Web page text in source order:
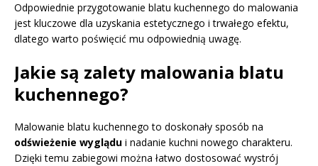
Odpowiednie przygotowanie blatu kuchennego do malowania
jest kluczowe dla uzyskania estetycznego i trwałego efektu,
dlatego warto poświęcić mu odpowiednią uwagę.
Jakie są zalety malowania blatu
kuchennego?
Malowanie blatu kuchennego to doskonały sposób na
odświeżenie wyglądu i nadanie kuchni nowego charakteru.
Dzięki temu zabiegowi można łatwo dostosować wystrój